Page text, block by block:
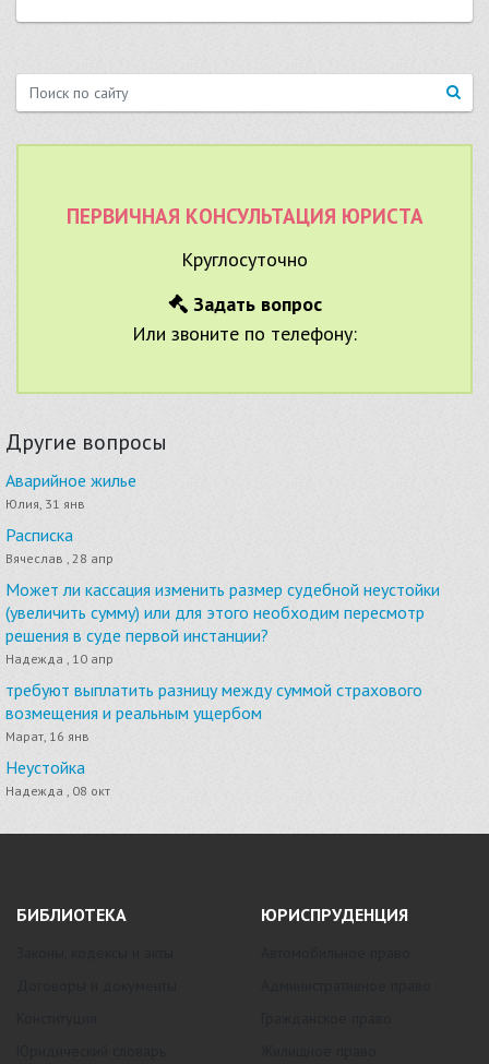
ПЕРВИЧНАЯ КОНСУЛЬТАЦИЯ ЮРИСТА
Круглосуточно
Задать вопрос
Или звоните по телефону:
Другие вопросы
Аварийное жилье
Юлия, 31 янв
Расписка
Вячеслав , 28 апр
Может ли кассация изменить размер судебной неустойки
(увеличить сумму) или для этого необходим пересмотр
решения в суде первой инстанции?
Надежда , 10 апр
требуют выплатить разницу между суммой страхового
возмещения и реальным ущербом
Марат, 16 янв
Неустойка
Надежда , 08 окт
БИБЛИОТЕКА ЮРИСПРУДЕНЦИЯ